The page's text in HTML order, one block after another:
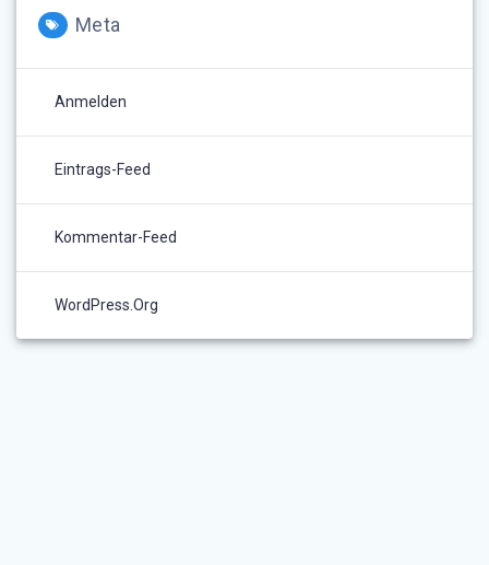
Meta
Anmelden
Eintrags-Feed
Kommentar-Feed
WordPress.org